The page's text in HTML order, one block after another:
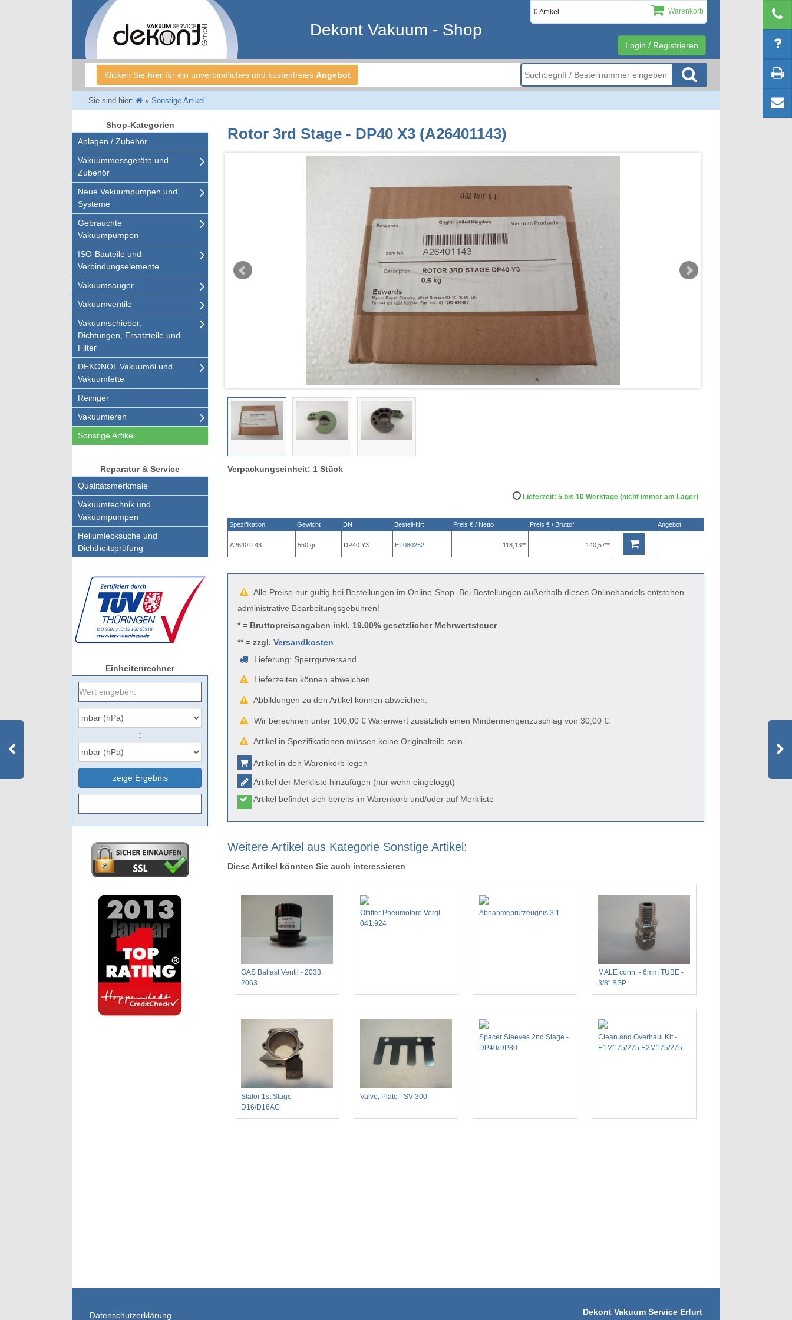
Login / Registrieren
0 Artikel Warenkorb
Dekont Vakuum - Shop
Klicken Sie hierfür ein unverbindliches und kostenfreies Angebot
Sie sind hier: » Sonstige Artikel
Shop-Kategorien
Anlagen / Zubehör
Vakuummessgeräte und
Zubehör
Neue Vakuumpumpen und
Systeme
Gebrauchte
Vakuumpumpen
ISO-Bauteile und
Verbindungselemente
Vakuumsauger
Vakuumventile
Vakuumschieber,
Dichtungen, Ersatzteile und
Filter
DEKONOL Vakuumöl und
Vakuumfette
Reiniger
Vakuumieren
Sonstige Artikel
Reparatur & Service
Qualitätsmerkmale
Vakuumtechnik und
Vakuumpumpen
Heliumlecksuche und
Dichtheitsprüfung
Einheitenrechner
:
zeige Ergebnis
Rotor 3rd Stage - DP40 X3 (A26401143)
Verpackungseinheit: 1 Stück
Lieferzeit: 5 bis 10 Werktage (nicht immer am Lager)
Spezifikation Gewicht DN Bestell-Nr: Preis € / Netto Preis € / Brutto* Angebot
A26401143 550 gr DP40 Y3 ET080252 118,13** 140,57**
Alle Preise nur gültig bei Bestellungen im Online-Shop. Bei Bestellungen außerhalb dieses Onlinehandels entstehen
administrative Bearbeitungsgebühren!
* = Bruttopreisangaben inkl. 19.00% gesetzlicher Mehrwertsteuer
** = zzgl.Versandkosten
Lieferung: Sperrgutversand
Lieferzeiten können abweichen.
Abbildungen zu den Artikel können abweichen.
Wir berechnen unter 100,00 € Warenwert zusätzlich einen Mindermengenzuschlag von 30,00 €.
Artikel in Spezifikationen müssen keine Originalteile sein.
Artikel in den Warenkorb legen
Artikel der Merkliste hinzufügen (nur wenn eingeloggt)
Artikel befindet sich bereits im Warenkorb und/oder auf Merkliste
Weitere Artikel aus Kategorie Sonstige Artikel:
Diese Artikel könnten Sie auch interessieren
GAS Ballast Ventil - 2033,
2063
Ölfilter Pneumofore Vergl
041.924
Abnahmeprüfzeugnis 3.1
MALE conn. - 6mm TUBE -
3/8" BSP
Stator 1st Stage -
D16/D16AC
Valve, Plate - SV 300
Spacer Sleeves 2nd Stage -
DP40/DP80
Clean and Overhaul Kit -
E1M175/275 E2M175/275
Datenschutzerklärung
Dekont Vakuum Service Erfurt